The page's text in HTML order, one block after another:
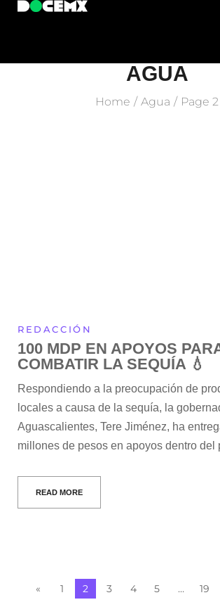
AGUA
Home / Agua / Page 2
REDACCIÓN
100 MDP EN APOYOS
COMBATIR LA SEQUÍA 💧
Respondiendo a la preocupación de
locales a causa de la sequía, la
Aguascalientes, Tere Jiménez, ha
millones de pesos en apoyos dentro
READ MORE
« 1 2 3 4 5 … 19